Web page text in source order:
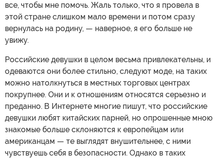
все, чтобы мне помочь. Жаль только, что я провела в
этой стране слишком мало времени и потом сразу
вернулась на родину, — наверное, я его больше не
увижу.
Российские девушки в целом весьма привлекательны, и
одеваются они более стильно, следуют моде, на таких
можно натолкнуться в местных торговых центрах
покрупнее. Они и к отношениям относятся серьезно и
преданно. В Интернете многие пишут, что российские
девушки любят китайских парней, но опрошенные мною
знакомые больше склоняются к европейцам или
американцам — те выглядят внушительнее, с ними
чувствуешь себя в безопасности. Однако в таких